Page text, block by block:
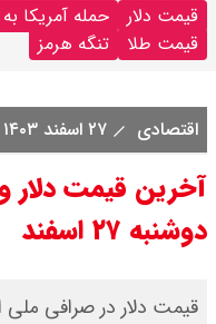
قیمت دلار حمله آمریکا به
قیمت طلا
تنگه هرمز
اقتصادی ۲۷ اسفند ۱۴۰۳
آخرین قیمت دلار
دوشنبه ۲۷ اسفند